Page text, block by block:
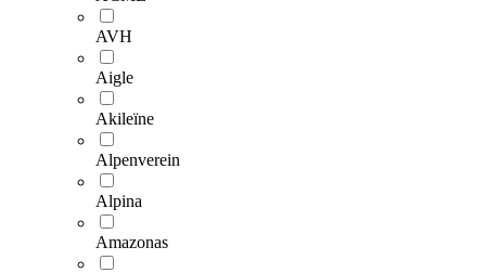
AVH
Aigle
Akileïne
Alpenverein
Alpina
Amazonas